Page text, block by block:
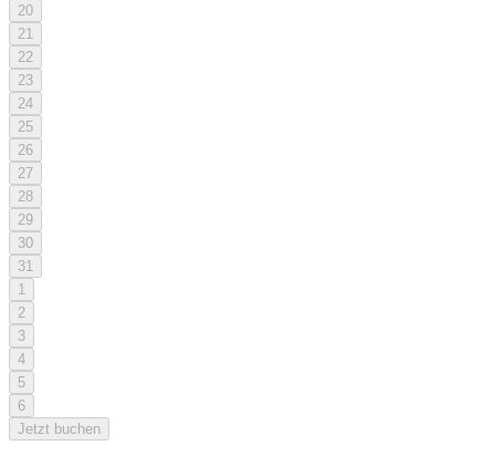
20
21
22
23
24
25
26
27
28
29
30
31
1
2
3
4
5
6
Jetzt buchen